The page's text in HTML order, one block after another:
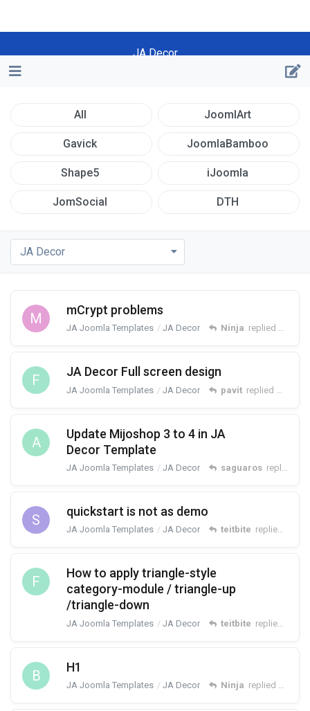
JA Decor
All JoomlArt
Gavick JoomlaBamboo
Shape5 iJoomla
JomSocial DTH
JA Decor
M
mCrypt problems
JA Joomla Templates JA Decor Ninja replied Nov
F
JA Decor Full screen design
JA Joomla Templates JA Decor pavit replied
A
Update Mijoshop 3 to 4 in JA
Decor Template
JA Joomla Templates JA Decor saguaros replied
S
quickstart is not as demo
JA Joomla Templates JA Decor teitbite replied
F
How to apply triangle-style
category-module / triangle-up
/triangle-down
JA Joomla Templates JA Decor teitbite replied
B
H1
JA Joomla Templates JA Decor Ninja replied